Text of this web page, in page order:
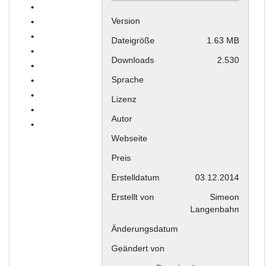
Version
Dateigröße
1.63 MB
Downloads
2.530
Sprache
Lizenz
Autor
Webseite
Preis
Erstelldatum
03.12.2014
Erstellt von
Simeon
Langenbahn
Änderungsdatum
Geändert von